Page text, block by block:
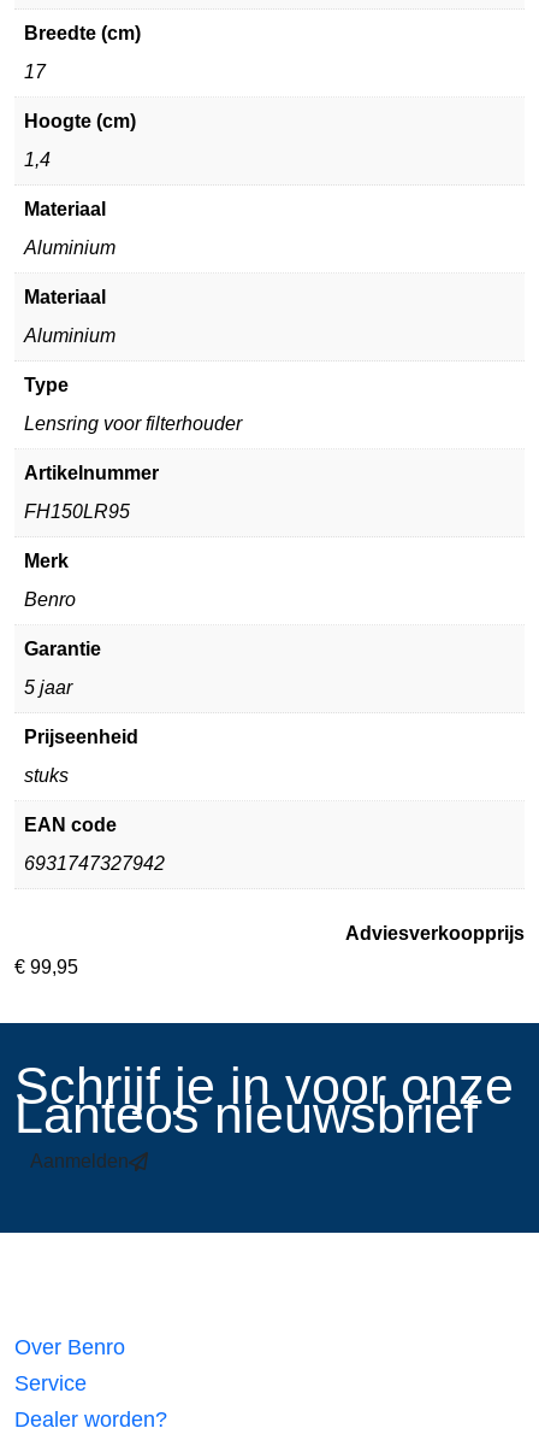
Breedte (cm)
17
Hoogte (cm)
1,4
Materiaal
Aluminium
Materiaal
Aluminium
Type
Lensring voor filterhouder
Artikelnummer
FH150LR95
Merk
Benro
Garantie
5 jaar
Prijseenheid
stuks
EAN code
6931747327942
Adviesverkoopprijs
€ 99,95
​Schrijf je in voor onze
Lanteos nieuwsbrief
Aanmelden
Over Benro
Service
Dealer worden?